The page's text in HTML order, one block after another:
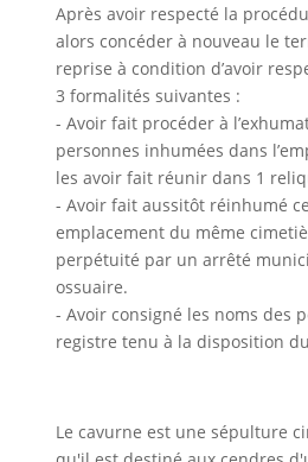
Après avoir respecté la
alors concéder à nouveau le
reprise à condition d’avoir
3 formalités suivantes :
- Avoir fait procéder à
personnes inhumées dans
les avoir fait réunir dans 1
- Avoir fait aussitôt réinhumé
emplacement du même
perpétuité par un arrêté
ossuaire.
- Avoir consigné les noms des
registre tenu à la disposition
Le cavurne est une sépulture